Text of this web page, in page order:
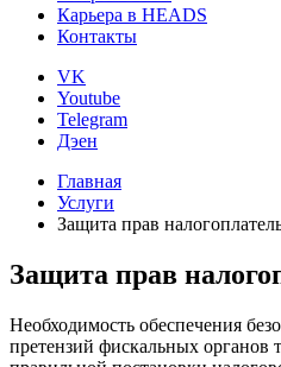
Карьера в HEADS
Контакты
VK
Youtube
Telegram
Дэен
Главная
Услуги
Защита прав
Защита прав
Необходимость обеспечения
претензий фискальных органов